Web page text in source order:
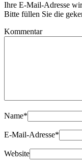
Ihre E-Mail-Adresse
Bitte füllen Sie die
Kommentar
Name*
E-Mail-Adresse*
Website